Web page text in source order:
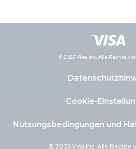
© 2026 Visa Inc. Alle Rechte
Cookie-
Nutzungsbedingungen und
© 2026 Visa Inc. Alle Rechte